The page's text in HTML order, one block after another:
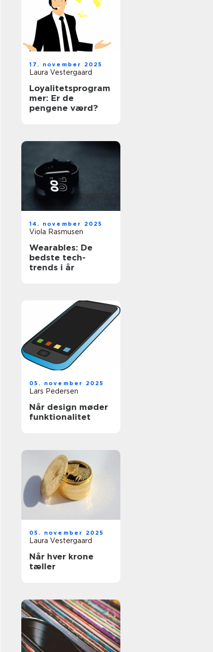
17. november 2025
Laura Vestergaard
Loyalitetsprogram
mer: Er de
pengene værd?
14. november 2025
Viola Rasmusen
Wearables: De
bedste tech-
trends i år
05. november 2025
Lars Pedersen
Når design møder
funktionalitet
05. november 2025
Laura Vestergaard
Når hver krone
tæller